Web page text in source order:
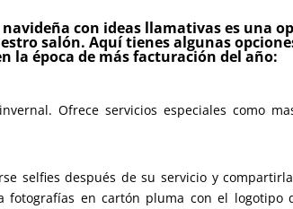
con ideas llamativas es una
salón. Aquí tienes algunas
la época de más facturación del año:
Ofrece servicios especiales como
selfies después de su servicio y
en cartón pluma con el